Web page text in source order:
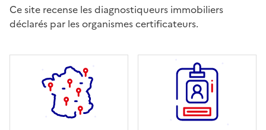
Ce site recense les diagnostiqueurs immobiliers
déclarés par les organismes certificateurs.